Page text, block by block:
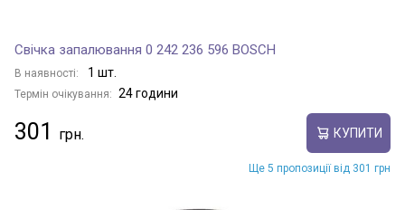
Свічка запалювання 0 242 236 596 BOSCH
В наявності: 1 шт.
Термін очікування: 24 години
301 КУПИТИ
Ще 5 пропозиції від 301 грн